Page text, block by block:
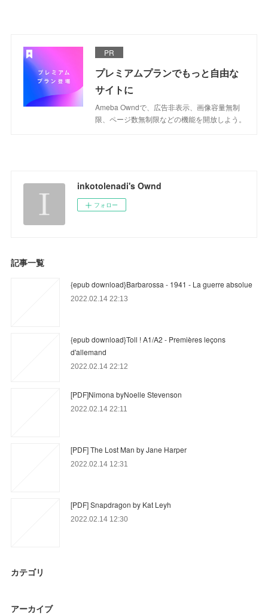
PR
プレミアムプランでもっと自由な
サイトに
Ameba Owndで、広告非表示、画像容量無制
限、ページ数無制限などの機能を開放しよう。
inkotolenadi's Ownd
フォロー
記事一覧
{epub download}Barbarossa - 1941 - La guerre absolue
2022.02.14 22:13
{epub download}Toll ! A1/A2 - Premières leçons
d'allemand
2022.02.14 22:12
[PDF]Nimona byNoelle Stevenson
2022.02.14 22:11
[PDF] The Lost Man by Jane Harper
2022.02.14 12:31
[PDF] Snapdragon by Kat Leyh
2022.02.14 12:30
カテゴリ
アーカイブ